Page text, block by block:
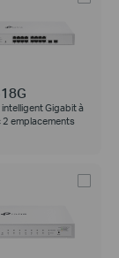
Gigabit à
emplacements